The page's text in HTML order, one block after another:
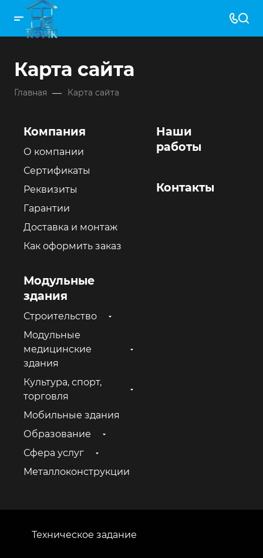
Карта сайта
Главная — Карта сайта
Компания
О компании
Сертификаты
Реквизиты
Гарантии
Доставка и монтаж
Как оформить заказ
Модульные
здания
Строительство
Модульные
медицинские
здания
Культура, спорт,
торговля
Мобильные здания
Образование
Сфера услуг
Металлоконструкции
Наши
работы
Контакты
Техническое задание